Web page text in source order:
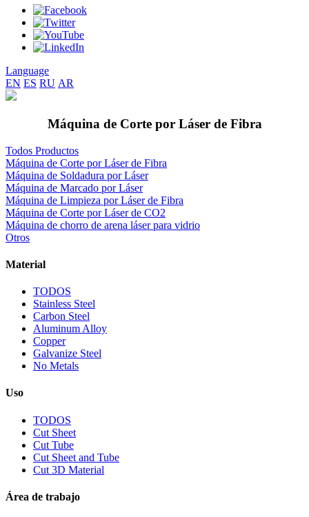
Language
EN ES RU AR
Máquina de Corte por Láser de Fibra
Todos Productos
Máquina de Corte por Láser de Fibra
Máquina de Soldadura por Láser
Máquina de Marcado por Láser
Máquina de Limpieza por Láser de Fibra
Máquina de Corte por Láser de CO2
Máquina de chorro de arena láser para vidrio
Otros
Material
TODOS
Stainless Steel
Carbon Steel
Aluminum Alloy
Copper
Galvanize Steel
No Metals
Uso
TODOS
Cut Sheet
Cut Tube
Cut Sheet and Tube
Cut 3D Material
Área de trabajo